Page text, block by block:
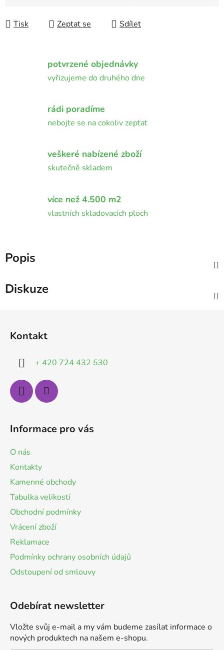
Tisk Zeptat se Sdílet
potvrzené objednávky
vyřizujeme do druhého dne
rádi poradíme
nebojte se na cokoliv zeptat
veškeré nabízené zboží
skutečně skladem
více než 4.500 m2
vlastních skladovacích ploch
Popis
Diskuze
Kontakt
+ 420 724 432 530
Informace pro vás
O nás
Kontakty
Kamenné obchody
Tabulka velikostí
Obchodní podmínky
Vrácení zboží
Reklamace
Podmínky ochrany osobních údajů
Odstoupení od smlouvy
Odebírat newsletter
Vložte svůj e-mail a my vám budeme zasílat informace o
nových produktech na našem e-shopu.